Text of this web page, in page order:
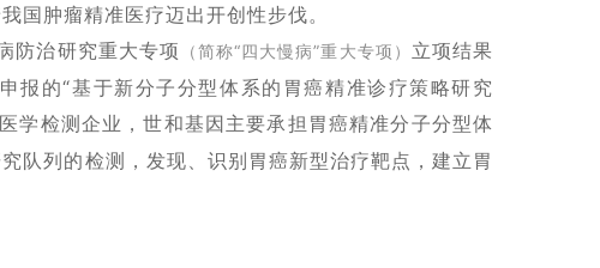
国肿瘤精准医疗迈出开创性步伐。
防治研究重大专项
（简称“四大慢病”重大专项） 立项结果
报的“基于新分子分型体系的胃癌精准诊疗策略研究
学检测企业，世和基因主要承担胃癌精准分子分型体
队列的检测，发现、识别胃癌新型治疗靶点，建立胃